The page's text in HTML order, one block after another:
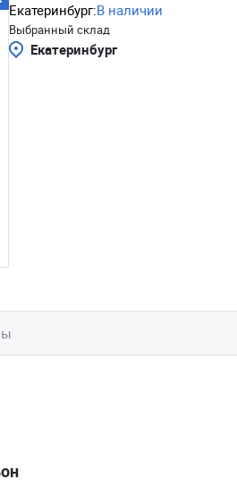
Екатеринбург:В наличии
Выбранный склад
Екатеринбург